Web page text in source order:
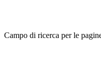
Campo di ricerca per le